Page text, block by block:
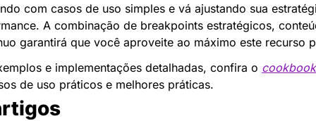
com casos de uso simples e vá ajustando sua
A combinação de breakpoints estratégicos,
garantirá que você aproveite ao máximo este recurso
e implementações detalhadas, confira o
de uso práticos e melhores práticas.